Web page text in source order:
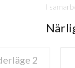
I
13